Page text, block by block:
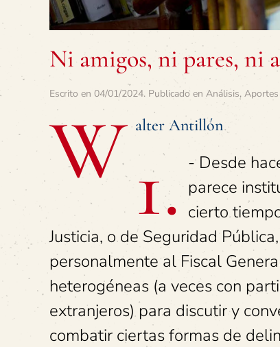
Ni amigos, ni pares, ni
Escrito en 04/01/2024. Publicado en Análisis,
W alter Antillón
1. - Desde
parece
cierto
Justicia, o de Seguridad
personalmente al Fiscal
heterogéneas (a veces con
extranjeros) para discutir y
combatir ciertas formas de